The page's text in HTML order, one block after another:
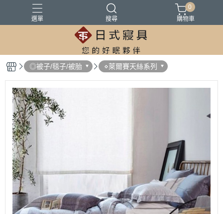
選單 搜尋
100%精梳棉 100%萊爾賽天絲 床墊 涼被
0
購物車
◎被子/毯子/被胎 ⋄萊爾賽天絲系列